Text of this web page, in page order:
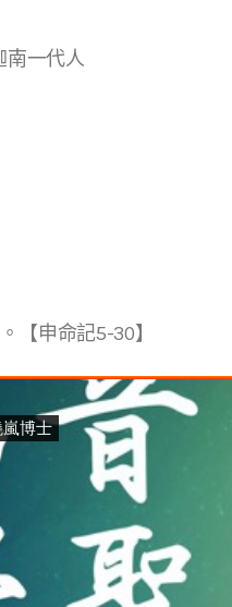
南一代人
【申命記5-30】